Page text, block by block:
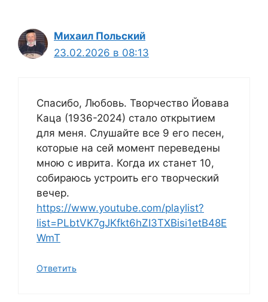
Михаил Польский
23.02.2026 в 08:13
Спасибо, Любовь. Творчество Йовава
Каца (1936-2024) стало открытием
для меня. Слушайте все 9 его песен,
которые на сей момент переведены
мною с иврита. Когда их станет 10,
собираюсь устроить его творческий
вечер.
https://www.youtube.com/playlist?
list=PLbtVK7gJKfkt6hZI3TXBisi1etB48E
WmT
Ответить